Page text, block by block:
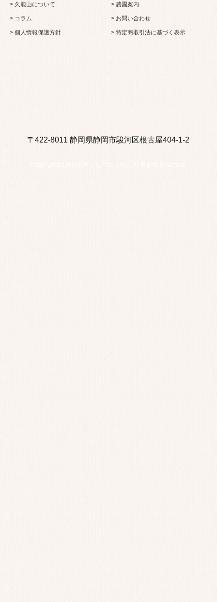
> 久能山について > 農園案内
> コラム > お問い合わせ
> 個人情報保護方針 > 特定商取引法に基づく表示
〒422-8011 静岡県静岡市駿河区根古屋404-1-2